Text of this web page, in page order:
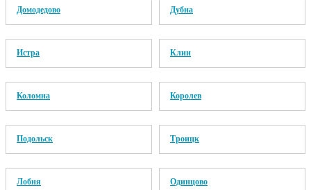
Домодедово Дубна
Истра Клин
Коломна Королев
Подольск Троицк
Лобня Одинцово